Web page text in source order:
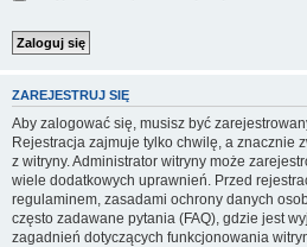
ZAREJESTRUJ SIĘ
Aby zalogować się, musisz być
Rejestracja zajmuje tylko chwilę, a znacznie
z witryny. Administrator witryny może
wiele dodatkowych uprawnień. Przed
regulaminem, zasadami ochrony danych
często zadawane pytania (FAQ), gdzie jest
zagadnień dotyczących funkcjonowania